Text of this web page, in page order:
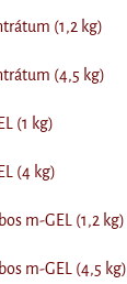
(1,2 kg)
(4,5 kg)
(1 kg)
(4 kg)
m-GEL (1,2 kg)
m-GEL (4,5 kg)